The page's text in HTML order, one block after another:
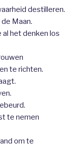
destilleren.
Maan.
het denken los
te richten.
te nemen
om te